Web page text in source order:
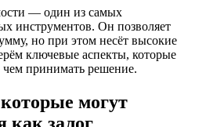
— один из самых
инструментов. Он позволяет
но при этом несёт высокие
ключевые аспекты, которые
принимать решение.
могут
как залог